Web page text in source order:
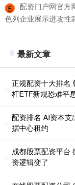
5
配资门户网官方
色列企业展示进攻性
最新文章
正规配资十大排名
杆ETF新规恐难平
配资排名 AI资本
据中心租约
成都股票配资平台
资逻辑变了